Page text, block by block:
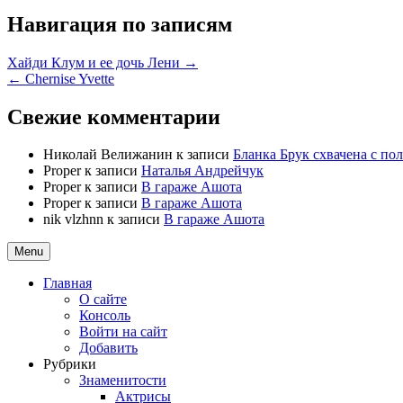
Навигация по записям
Хайди Клум и ее дочь Лени →
← Chernise Yvette
Свежие комментарии
Николай Велижанин к записи Бланка Брук схвачена с
Properк записи Наталья Андрейчук
Properк записи В гараже Ашота
Properк записи В гараже Ашота
nik vlzhnn к записи В гараже Ашота
Menu
Главная
О сайте
Консоль
Войти на сайт
Добавить
Рубрики
Знаменитости
Актрисы